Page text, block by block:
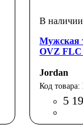
Мужская
OVZ
Jordan
5